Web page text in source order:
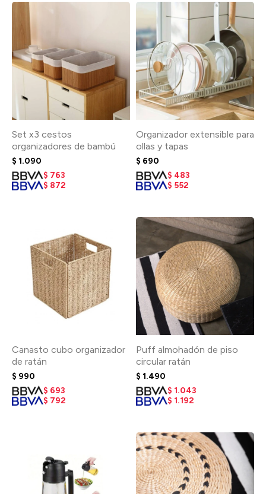
Set x3 cestos
organizadores de bambú
$ 1.090
$ 763
$ 872
Organizador extensible para
ollas y tapas
$ 690
$ 483
$ 552
Canasto cubo organizador
de ratán
$ 990
$ 693
$ 792
Puff almohadón de piso
circular ratán
$ 1.490
$ 1.043
$ 1.192